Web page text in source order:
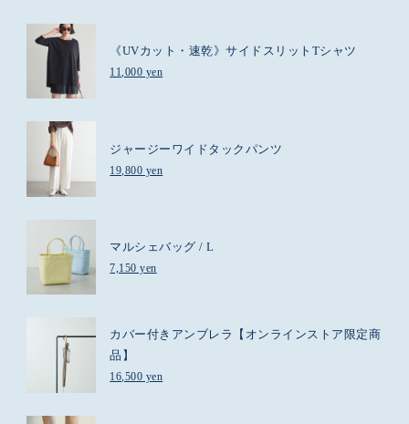
《UVカット・速乾》サイドスリットTシャツ
11,000 yen
ジャージーワイドタックパンツ
19,800 yen
マルシェバッグ / L
7,150 yen
カバー付きアンブレラ【オンラインストア限定商
品】
16,500 yen